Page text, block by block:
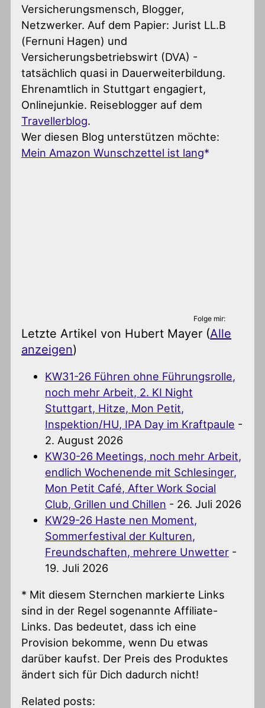
Versicherungsmensch, Blogger,
Netzwerker. Auf dem Papier: Jurist LL.B
(Fernuni Hagen) und
Versicherungsbetriebswirt (DVA) -
tatsächlich quasi in Dauerweiterbildung.
Ehrenamtlich in Stuttgart engagiert,
Onlinejunkie. Reiseblogger auf dem
Travellerblog.
Wer diesen Blog unterstützen möchte:
Mein Amazon Wunschzettel ist lang
Folge mir:
Letzte Artikel von Hubert Mayer (Alle
anzeigen)
KW31-26 Führen ohne Führungsrolle,
noch mehr Arbeit, 2. KI Night
Stuttgart, Hitze, Mon Petit,
Inspektion/HU, IPA Day im Kraftpaule -
2. August 2026
KW30-26 Meetings, noch mehr Arbeit,
endlich Wochenende mit Schlesinger,
Mon Petit Café, After Work Social
Club, Grillen und Chillen - 26. Juli 2026
KW29-26 Haste nen Moment,
Sommerfestival der Kulturen,
Freundschaften, mehrere Unwetter -
19. Juli 2026
* Mit diesem Sternchen markierte Links
sind in der Regel sogenannte Affiliate-
Links. Das bedeutet, dass ich eine
Provision bekomme, wenn Du etwas
darüber kaufst. Der Preis des Produktes
ändert sich für Dich dadurch nicht!
Related posts: